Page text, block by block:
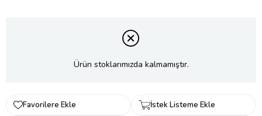
Ürün stoklarımızda kalmamıştır.
Favorilere Ekle
İstek Listeme Ekle